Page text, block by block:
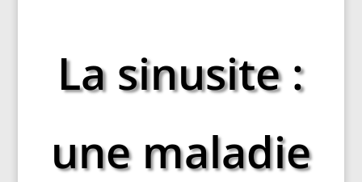
La sinusite :
une maladie